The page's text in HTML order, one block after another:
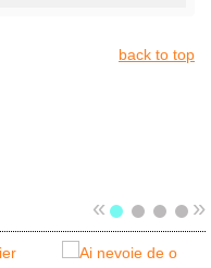
back to top
« »